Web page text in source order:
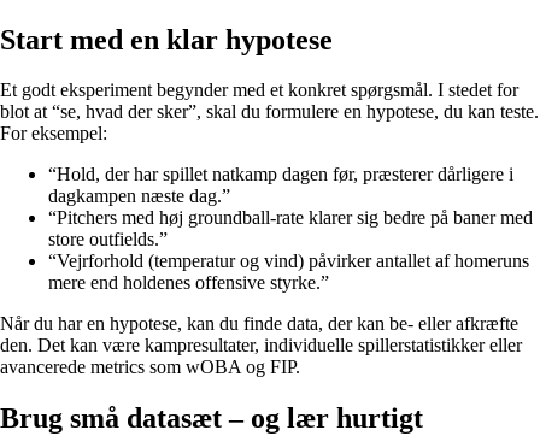
Start med en klar hypotese
Et godt eksperiment begynder med et konkret spørgsmål. I stedet for
blot at “se, hvad der sker”, skal du formulere en hypotese, du kan teste.
For eksempel:
“Hold, der har spillet natkamp dagen før, præsterer dårligere i
dagkampen næste dag.”
“Pitchers med høj groundball-rate klarer sig bedre på baner med
store outfields.”
“Vejrforhold (temperatur og vind) påvirker antallet af homeruns
mere end holdenes offensive styrke.”
Når du har en hypotese, kan du finde data, der kan be- eller afkræfte
den. Det kan være kampresultater, individuelle spillerstatistikker eller
avancerede metrics som wOBA og FIP.
Brug små datasæt – og lær hurtigt